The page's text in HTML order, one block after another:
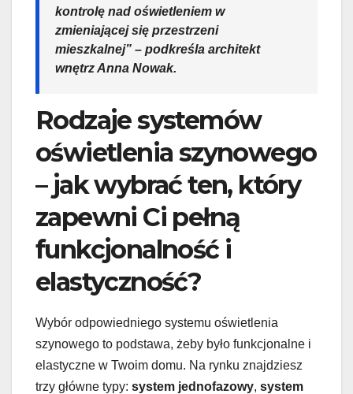
kontrolę nad oświetleniem w
zmieniającej się przestrzeni
mieszkalnej” – podkreśla architekt
wnętrz Anna Nowak.
Rodzaje systemów
oświetlenia szynowego
– jak wybrać ten, który
zapewni Ci pełną
funkcjonalność i
elastyczność?
Wybór odpowiedniego systemu oświetlenia
szynowego to podstawa, żeby było funkcjonalne i
elastyczne w Twoim domu. Na rynku znajdziesz
trzy główne typy: system jednofazowy, system